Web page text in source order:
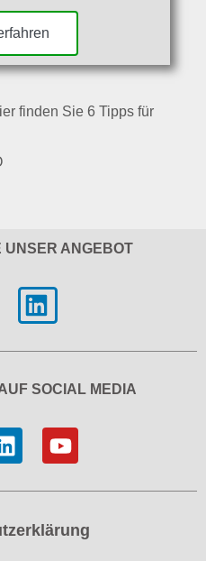
finden Sie 6 Tipps für
UNSER ANGEBOT
SOCIAL MEDIA